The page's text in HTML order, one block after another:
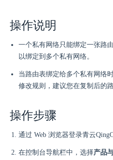
操作说明
一个私有网络只能绑定一张路
以绑定到多个私有网络。
当路由表绑定给多个私有网络
修改规则，建议您在复制后的
操作步骤
通过 Web 浏览器登录青云
在控制台导航栏中，选择产品